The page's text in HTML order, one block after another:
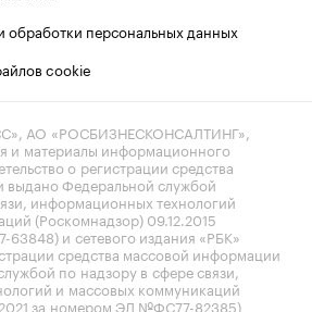
обработки персональных данных
cookie
АО «РОСБИЗНЕСКОНСАЛТИНГ»,
и материалы информационного
о регистрации средства
Федеральной службой
информационных технологий
(Роскомнадзор) 09.12.2015
и сетевого издания «РБК»
средства массовой информации
по надзору в сфере связи,
и массовых коммуникаций
за номером ЭЛ №ФС77-82385)